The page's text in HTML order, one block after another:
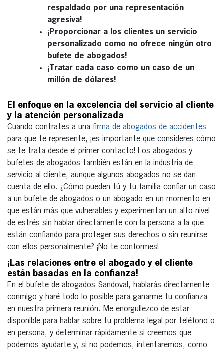
respaldado por una representación
agresiva!
¡Proporcionar a los clientes un servicio
personalizado como no ofrece ningún otro
bufete de abogados!
¡Tratar cada caso como un caso de un
millón de dólares!
El enfoque en la excelencia del servicio al cliente
y la atención personalizada
Cuando contrates a una firma de abogados de accidentes
para que te represente, ¡es importante que consideres cómo
se te trata desde el primer contacto! Los abogados y
bufetes de abogados también están en la industria de
servicio al cliente, aunque algunos abogados no se dan
cuenta de ello. ¿Cómo pueden tú y tu familia confiar un caso
a un bufete de abogados o un abogado en un momento en
que están más que vulnerables y experimentan un alto nivel
de estrés sin hablar directamente con la persona a la que
están confiando para proteger sus derechos o sin reunirse
con ellos personalmente? ¡No te conformes!
¡Las relaciones entre el abogado y el cliente
están basadas en la confianza!
En el bufete de abogados Sandoval, hablarás directamente
conmigo y haré todo lo posible para ganarme tu confianza
en nuestra primera reunión. Me enorgullezco de estar
disponible para hablar sobre tu problema legal por teléfono o
en persona, y determinar rápidamente si creemos que
podemos ayudarte y, si no podemos, intentaremos, como